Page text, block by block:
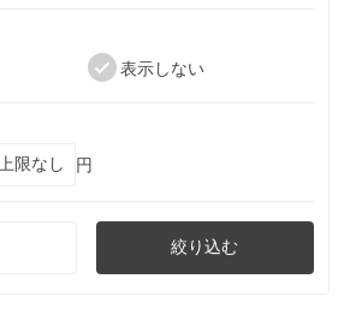
表示しない
円
絞り込む